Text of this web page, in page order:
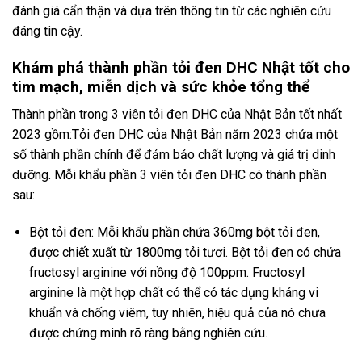
đánh giá cẩn thận và dựa trên thông tin từ các nghiên cứu
đáng tin cậy.
Khám phá thành phần tỏi đen DHC Nhật tốt cho
tim mạch, miễn dịch và sức khỏe tổng thể
Thành phần trong 3 viên tỏi đen DHC của Nhật Bản tốt nhất
2023 gồm:Tỏi đen DHC của Nhật Bản năm 2023 chứa một
số thành phần chính để đảm bảo chất lượng và giá trị dinh
dưỡng. Mỗi khẩu phần 3 viên tỏi đen DHC có thành phần
sau:
Bột tỏi đen: Mỗi khẩu phần chứa 360mg bột tỏi đen,
được chiết xuất từ 1800mg tỏi tươi. Bột tỏi đen có chứa
fructosyl arginine với nồng độ 100ppm. Fructosyl
arginine là một hợp chất có thể có tác dụng kháng vi
khuẩn và chống viêm, tuy nhiên, hiệu quả của nó chưa
được chứng minh rõ ràng bằng nghiên cứu.